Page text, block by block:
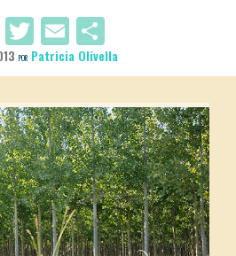
Facebook
Twitter
Email
POR Patricia Olivella